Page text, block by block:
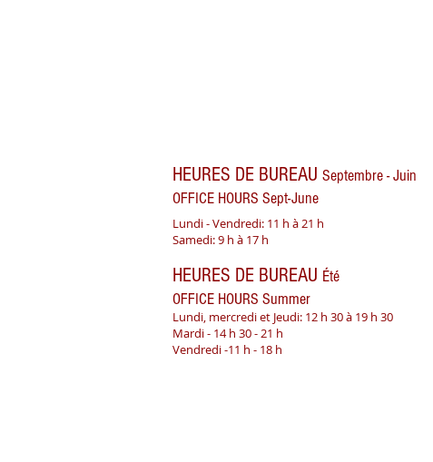
HEURES DE BUREAU Septembre - Juin
OFFICE HOURS Sept-June
Lundi - Vendredi: 11 h à 21 h
Samedi: 9 h à 17 h
HEURES DE BUREAU Été
OFFICE HOURS Summer
Lundi, mercredi et Jeudi: 12 h 30 à 19 h 30
Mardi - 14 h 30 - 21 h
Vendredi -11 h - 18 h